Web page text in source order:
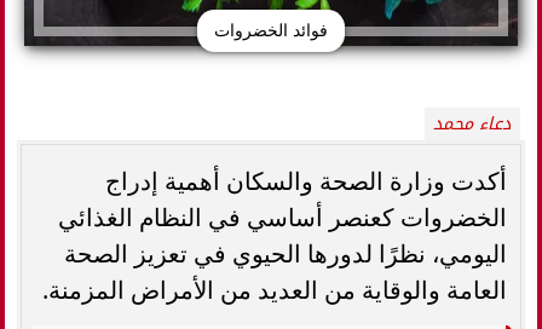
فوائد الخضروات
دعاء محمد
أكدت وزارة الصحة والسكان أهمية إدراج
الخضروات كعنصر أساسي في النظام الغذائي
اليومي، نظرًا لدورها الحيوي في تعزيز الصحة
العامة والوقاية من العديد من الأمراض المزمنة.